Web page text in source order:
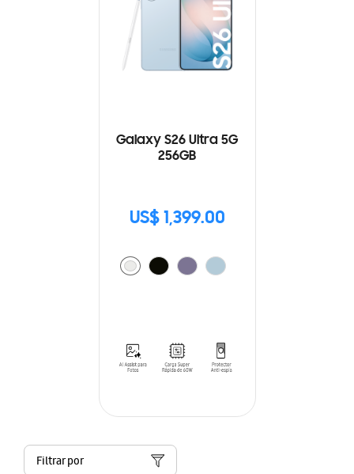
Galaxy S26 Ultra 5G
256GB
US$ 1,399.00
Filtrar por